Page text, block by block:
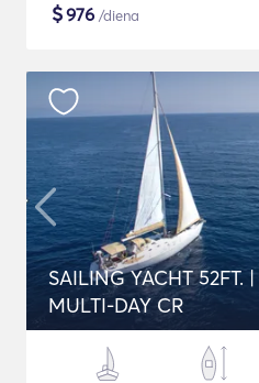
$976 /diena
SAILING YACHT 52FT.
MULTI-DAY CR